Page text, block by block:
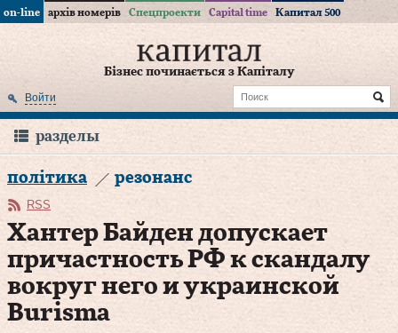
on-line архів номерів Спецпроекти Capital time Капитал 500
Бізнес починається з Капіталу
Войти
разделы
політика резонанс
RSS
Хантер Байден допускает
причастность РФ к скандалу
вокруг него и украинской
Burisma